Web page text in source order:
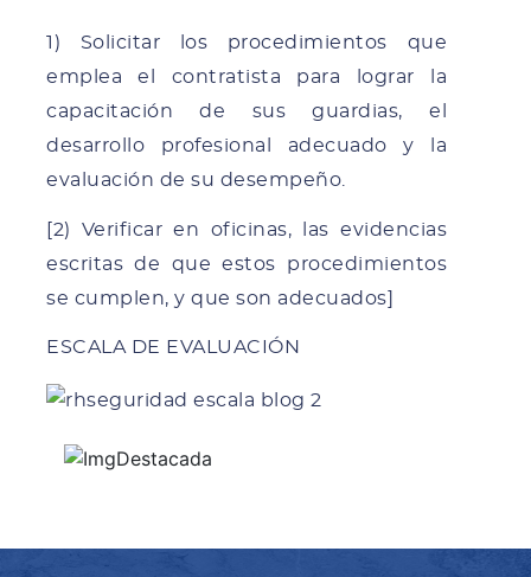
1) Solicitar los procedimientos que
emplea el contratista para lograr la
capacitación de sus guardias, el
desarrollo profesional adecuado y la
evaluación de su desempeño.
[2) Verificar en oficinas, las evidencias
escritas de que estos procedimientos
se cumplen, y que son adecuados]
ESCALA DE EVALUACIÓN